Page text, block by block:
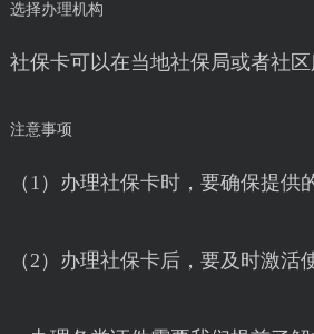
选择办理机构
社保卡可以在当地社保局或者社区
注意事项
（1）办理社保卡时，要确保提供
（2）办理社保卡后，要及时激活